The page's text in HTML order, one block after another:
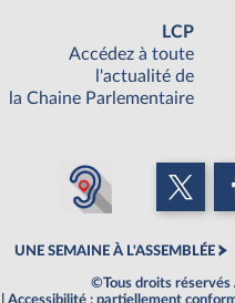
LCP
Accédez à toute
l'actualité de
la Chaine Parlementaire
UNE SEMAINE À L'ASSEMBLÉE
©Tous droits réservés
Accessibilité : partiellement